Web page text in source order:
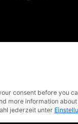
Umfrage
kann durch
brauchen Ruhe an
– Booster“.
consent before you
more information
jederzeit unter